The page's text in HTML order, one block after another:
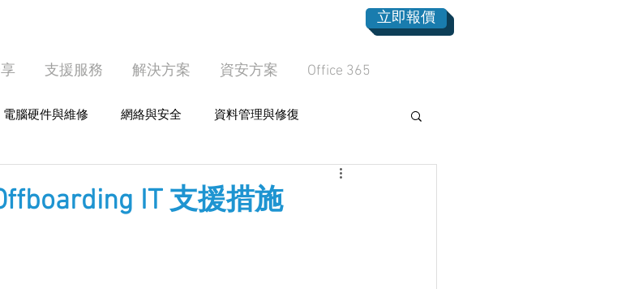
立即報價
支援服務 解決方案 資安方案 Office 365
電腦硬件與維修 網絡與安全 資料管理與修復
IT 支援措施